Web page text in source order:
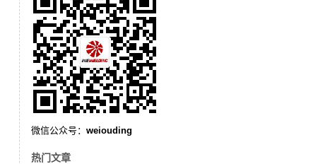
微信公众号： weiouding
热门文章